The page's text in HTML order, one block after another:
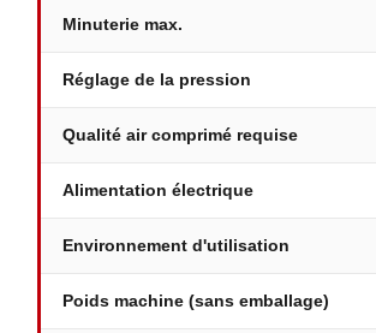
Minuterie max.
Réglage de la pression
Qualité air comprimé requise
Alimentation électrique
Environnement d'utilisation
Poids machine (sans emballage)